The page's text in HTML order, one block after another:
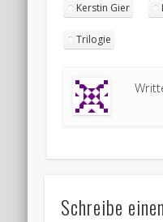
Kerstin Gier
Trilogie
Schreibe